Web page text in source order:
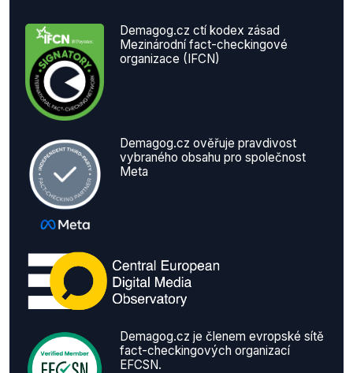
Demagog.cz ctí kodex zásad
Mezinárodní fact-checkingové
organizace (IFCN)
Demagog.cz ověřuje pravdivost
vybraného obsahu pro společnost
Meta
Demagog.cz je členem evropské sítě
fact-checkingových organizací
EFCSN.